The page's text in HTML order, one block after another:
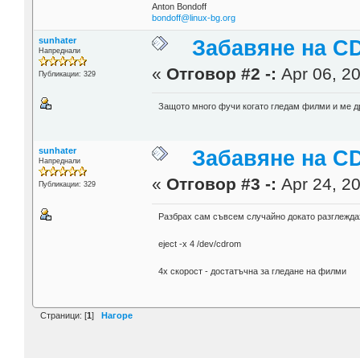
Anton Bondoff
bondoff@linux-bg.org
sunhater
Напреднали
Публикации: 329
Забавяне на
« Отговор #2 -: Apr 06,
Защото много фучи когато гледам филми и ме
sunhater
Напреднали
Публикации: 329
Забавяне на
« Отговор #3 -: Apr 24,
Разбрах сам съвсем случайно докато
eject -x 4 /dev/cdrom
4x скорост - достатъчна за гледане на филми
Страници: [1] Нагоре